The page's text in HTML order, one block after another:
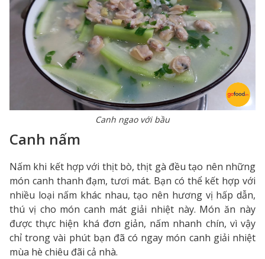
Canh ngao với bầu
Canh nấm
Nấm khi kết hợp với thịt bò, thịt gà đều tạo nên những
món canh thanh đạm, tươi mát. Bạn có thể kết hợp với
nhiều loại nấm khác nhau, tạo nên hương vị hấp dẫn,
thú vị cho món canh mát giải nhiệt này. Món ăn này
được thực hiện khá đơn giản, nấm nhanh chín, vì vậy
chỉ trong vài phút bạn đã có ngay món canh giải nhiệt
mùa hè chiêu đãi cả nhà.